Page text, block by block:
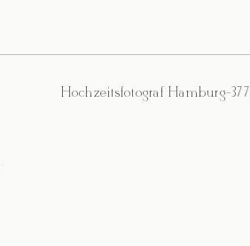
Hochzeitsfotograf Hamburg-377